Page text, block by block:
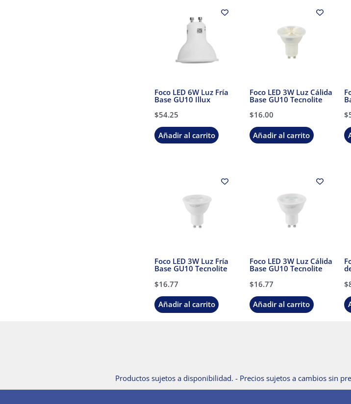
Foco LED 6W Luz Fría
Base GU10 Illux
$54.25
Añadir al carrito
Foco LED 3W Luz Cálida
Base GU10 Tecnolite
$16.00
Añadir al carrito
$
Foco LED 3W Luz Fría
Base GU10 Tecnolite
$16.77
Añadir al carrito
Foco LED 3W Luz Cálida
Base GU10 Tecnolite
$16.77
Añadir al carrito
$
Productos sujetos a disponibilidad. - Precios sujetos a cambios sin